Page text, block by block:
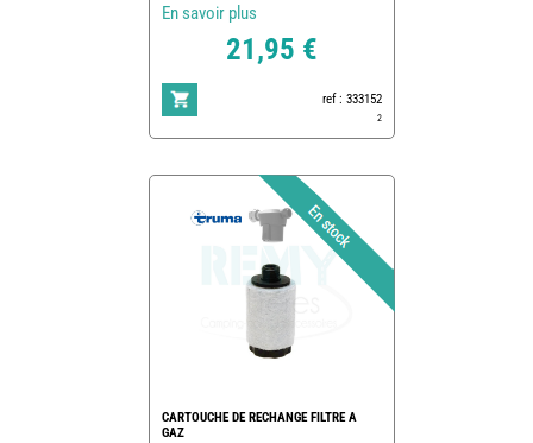
En savoir plus
21,95 €
ref : 333152
2
CARTOUCHE DE RECHANGE FILTRE A
GAZ